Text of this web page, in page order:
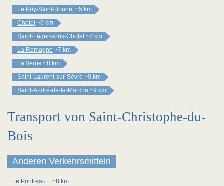
Le Puy-Saint-Bonnet ~5 km
Cholet ~6 km
Saint-Léger-sous-Cholet ~8 km
La Romagne ~7 km
La Verrie ~8 km
Saint-Laurent-sur-Sèvre ~9 km
Saint-André-de-la-Marche ~9 km
Transport von Saint-Christophe-du-
Bois
Anderen Verkehrsmitteln
Le Pontreau
~8 km